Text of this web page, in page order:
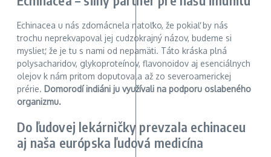
Echinacea u nás zdomácnela natoľko, že pokiaľ by nás
trochu neprekvapoval jej cudzokrajný názov, budeme si
myslieť, že je tu s nami od nepamäti. Táto kráska plná
polysacharidov, glykoproteínov, flavonoidov aj esenciálnych
olejov k nám pritom doputovala až zo severoamerickej
prérie. Domorodí indiáni ju využívali na podporu oslabeného
organizmu.
Do ľudovej lekárničky prevzala echinaceu
aj naša európska ľudová medicína